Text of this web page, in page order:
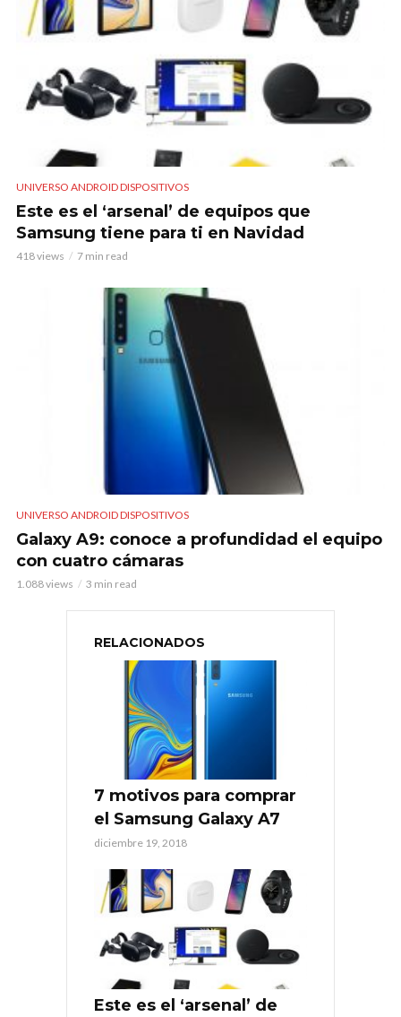
UNIVERSO ANDROID DISPOSITIVOS
Este es el ‘arsenal’ de equipos que
Samsung tiene para ti en Navidad
418 views 7 min read
UNIVERSO ANDROID DISPOSITIVOS
Galaxy A9: conoce a profundidad el equipo
con cuatro cámaras
1.088 views 3 min read
RELACIONADOS
7 motivos para comprar
el Samsung Galaxy A7
diciembre 19, 2018
Este es el ‘arsenal’ de